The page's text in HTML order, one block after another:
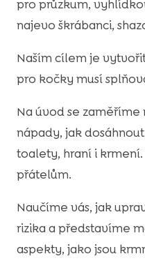
pro průzkum,
najevo škrábanci,
Naším cílem je
pro kočky musí
Na úvod se
nápady, jak
toalety, hraní i
přátelům.
Naučíme vás, jak
rizika a představíme
aspekty, jako jsou